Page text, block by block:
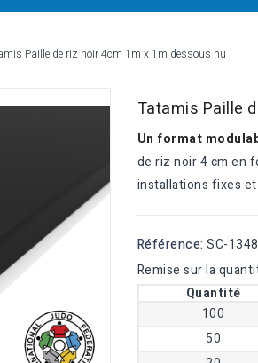
Paille de riz noir 4cm 1m x 1m dessous nu
Tatamis Paille
Un format
de riz noir 4 cm en
installations fixes
Référence: SC-
Remise sur la
Quantité
100
50